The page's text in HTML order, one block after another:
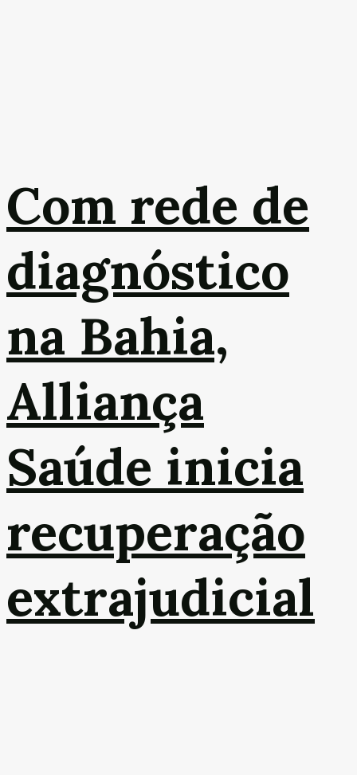
Com rede de
diagnóstico
na Bahia,
Alliança
Saúde inicia
recuperação
extrajudicial